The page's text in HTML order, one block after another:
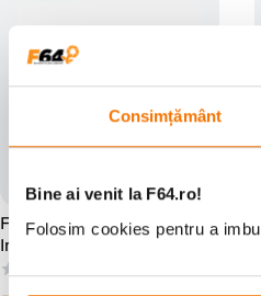
Consimțământ
Bine ai venit la F64.ro!
Folosim cookies pentru a
Fujifilm Instax Mini Link 3
Imprimanta pentru Telefon
Roz